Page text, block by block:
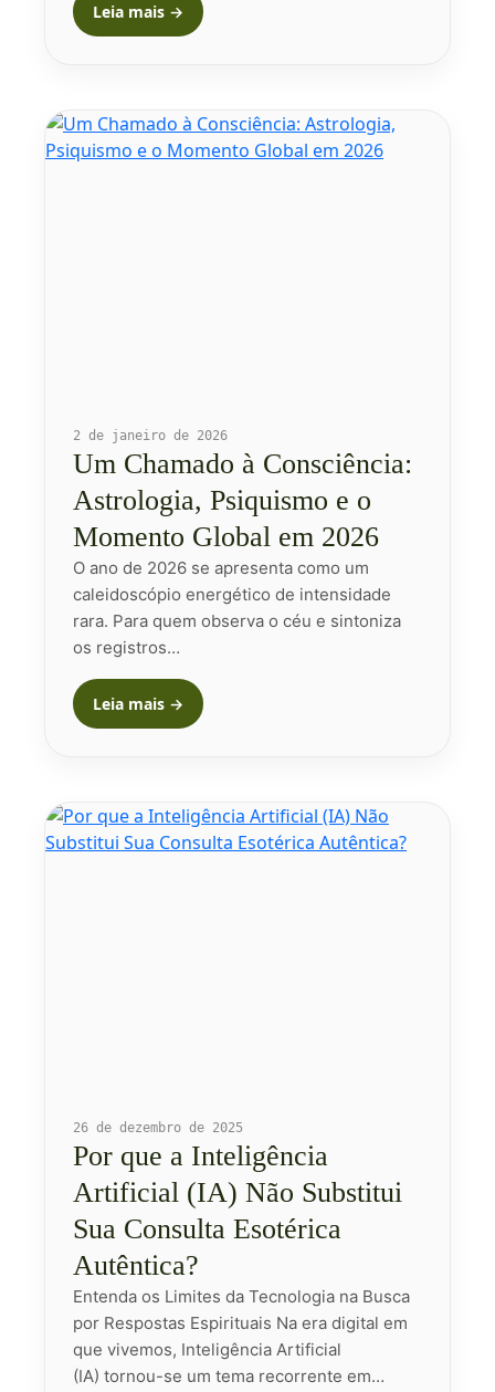
Leia mais →
2 de janeiro de 2026
Um Chamado à Consciência:
Astrologia, Psiquismo e o
Momento Global em 2026
O ano de 2026 se apresenta como um
caleidoscópio energético de intensidade
rara. Para quem observa o céu e sintoniza
os registros…
Leia mais →
26 de dezembro de 2025
Por que a Inteligência
Artificial (IA) Não Substitui
Sua Consulta Esotérica
Autêntica?
Entenda os Limites da Tecnologia na Busca
por Respostas Espirituais Na era digital em
que vivemos, Inteligência Artificial
(IA) tornou-se um tema recorrente em…